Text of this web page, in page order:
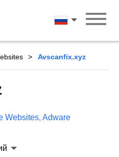
Русский
Avscanfix.xyz
Websites, Adware